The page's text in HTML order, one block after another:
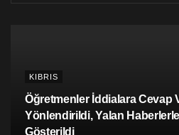
KIBRIS
Öğretmenler İddialara Cevap
Yönlendirildi, Yalan
Gösterildi